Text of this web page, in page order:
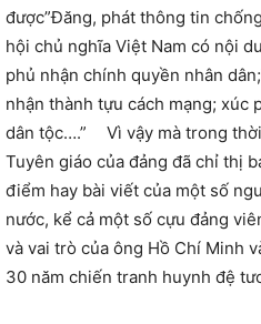
được”Đăng, phát thông tin
hội chủ nghĩa Việt Nam có nội
phủ nhận chính quyền nhân
nhận thành tựu cách mạng; xúc
dân tộc….” Vì vậy mà trong thời
Tuyên giáo của đảng đã chỉ thị
điểm hay bài viết của một số
nước, kể cả một số cựu đảng
và vai trò của ông Hồ Chí Minh
30 năm chiến tranh huynh đệ